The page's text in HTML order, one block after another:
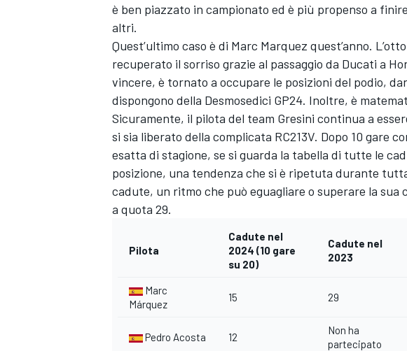
è ben piazzato in campionato ed è più propenso a
altri.
Quest’ultimo caso è di Marc Marquez quest’anno.
recuperato il sorriso grazie al passaggio da Ducati a
vincere, è tornato a occupare le posizioni del podio,
dispongono della Desmosedici GP24. Inoltre, è
Sicuramente, il pilota del team Gresini continua a
si sia liberato della complicata RC213V. Dopo 10 gare
esatta di stagione, se si guarda la tabella di tutte le
posizione, una tendenza che si è ripetuta durante
cadute, un ritmo che può eguagliare o superare la
a quota 29.
Pilota
Cadute nel
2024 (10 gare
su 20)
Cadute nel
2023
Marc
Márquez
15 29
Pedro Acosta 12
Non ha
partecipato